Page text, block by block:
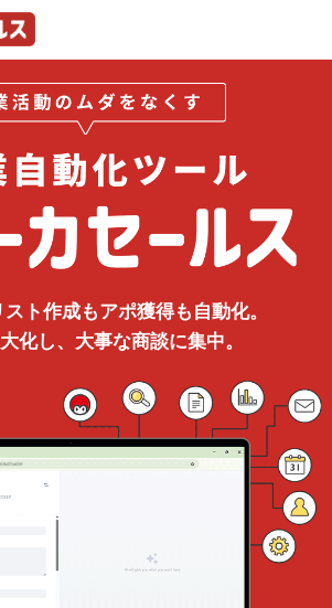
ト作成もアポ獲得も自動化。
化し、大事な商談に集中。